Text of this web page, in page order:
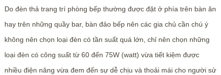
Do đèn thả trang trí phòng bếp thường được đặt ở phía trên bàn ăn
hay trên những quầy bar, bàn đảo bếp nên các gia chủ cần chú ý
không nên chọn loại đèn có tần suất quá lớn, chỉ nên chọn những
loại đèn có công suất từ 60 đến 75W (watt) vừa tiết kiệm được
nhiều điện năng vừa đem đến sự dễ chịu và thoải mái cho người sử